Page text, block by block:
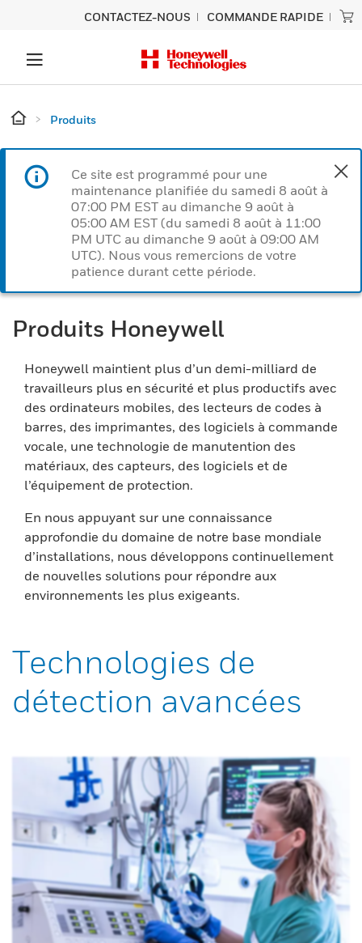
CONTACTEZ-NOUS COMMANDE RAPIDE
Produits
Ce site est programmé pour une
maintenance planifiée du samedi 8 août à
07:00 PM EST au dimanche 9 août à
05:00 AM EST (du samedi 8 août à 11:00
PM UTC au dimanche 9 août à 09:00 AM
UTC). Nous vous remercions de votre
patience durant cette période.
Produits Honeywell
Honeywell maintient plus d’un demi-milliard de
travailleurs plus en sécurité et plus productifs avec
des ordinateurs mobiles, des lecteurs de codes à
barres, des imprimantes, des logiciels à commande
vocale, une technologie de manutention des
matériaux, des capteurs, des logiciels et de
l’équipement de protection.
En nous appuyant sur une connaissance
approfondie du domaine de notre base mondiale
d’installations, nous développons continuellement
de nouvelles solutions pour répondre aux
environnements les plus exigeants.
Technologies de
détection avancées